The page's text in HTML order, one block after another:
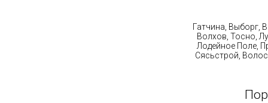
Гатчина, Выборг,
Волхов, Тосно,
Лодейное Поле,
Сясьстрой,